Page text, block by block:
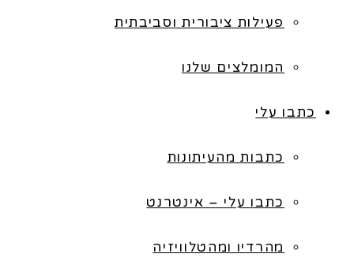
פעילות ציבורית וסביבתית
המומלצים שלנו
כתבו עלי
כתבות מהעיתונות
כתבו עלי – אינטרנט
מהרדיו ומהטלוויזיה